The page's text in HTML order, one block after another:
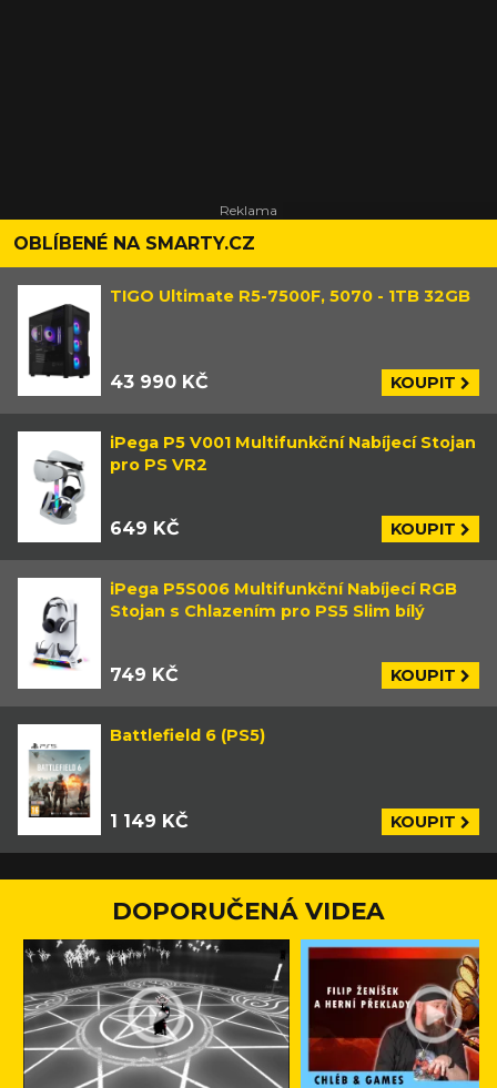
OBLÍBENÉ NA SMARTY.CZ
TIGO Ultimate R5-7500F, 5070 - 1TB 32GB
43 990 KČ KOUPIT
iPega P5 V001 Multifunkční Nabíjecí Stojan
pro PS VR2
649 KČ KOUPIT
iPega P5S006 Multifunkční Nabíjecí RGB
Stojan s Chlazením pro PS5 Slim bílý
749 KČ KOUPIT
Battlefield 6 (PS5)
1 149 KČ KOUPIT
DOPORUČENÁ VIDEA